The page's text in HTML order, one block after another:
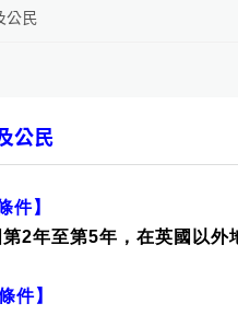
公民
公民
件】
2年至第5年，在英國以外
件】